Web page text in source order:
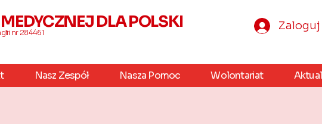
DLA POLSKI
nr 284461
Zaloguj
Nasz Zespół Nasza Pomoc Wolontariat